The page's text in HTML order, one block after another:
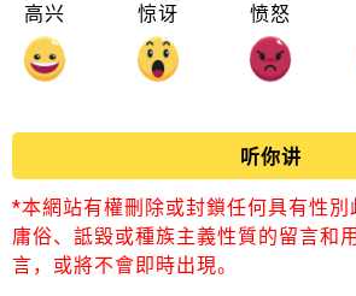
高兴 惊讶 愤怒
听你讲
*本網站有權刪除或封鎖任何具有性別
庸俗、詆毀或種族主義性質的留言和
言，或將不會即時出現。